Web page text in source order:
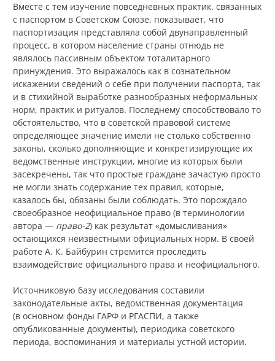
Вместе с тем изучение повседневных практик, связанных
с паспортом в Советском Союзе, показывает, что
паспортизация представляла собой двунаправленный
процесс, в котором население страны отнюдь не
являлось пассивным объектом тоталитарного
принуждения. Это выражалось как в сознательном
искажении сведений о себе при получении паспорта, так
и в стихийной выработке разнообразных неформальных
норм, практик и ритуалов. Последнему способствовало то
обстоятельство, что в советской правовой системе
определяющее значение имели не столько собственно
законы, сколько дополняющие и конкретизирующие их
ведомственные инструкции, многие из которых были
засекречены, так что простые граждане зачастую просто
не могли знать содержание тех правил, которые,
казалось бы, обязаны были соблюдать. Это порождало
своеобразное неофициальное право (в терминологии
автора — право-2) как результат «домысливания»
остающихся неизвестными официальных норм. В своей
работе А. К. Байбурин стремится проследить
взаимодействие официального права и неофициального.
Источниковую базу исследования составили
законодательные акты, ведомственная документация
(в основном фонды ГАРФ и РГАСПИ, а также
опубликованные документы), периодика советского
периода, воспоминания и материалы устной истории.